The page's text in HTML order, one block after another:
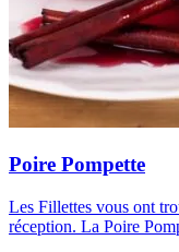
Poire Pompette
Les Fillettes vous ont
réception. La Poire